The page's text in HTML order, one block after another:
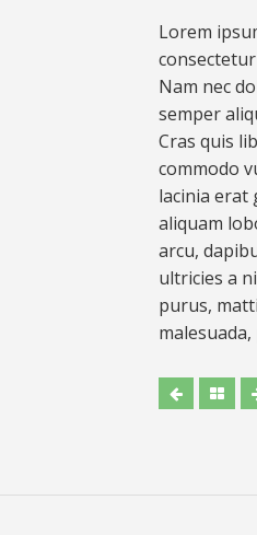
Lorem
Nam nec
semper
Cras quis
commodo
lacinia erat
aliquam
arcu,
ultricies a
purus,